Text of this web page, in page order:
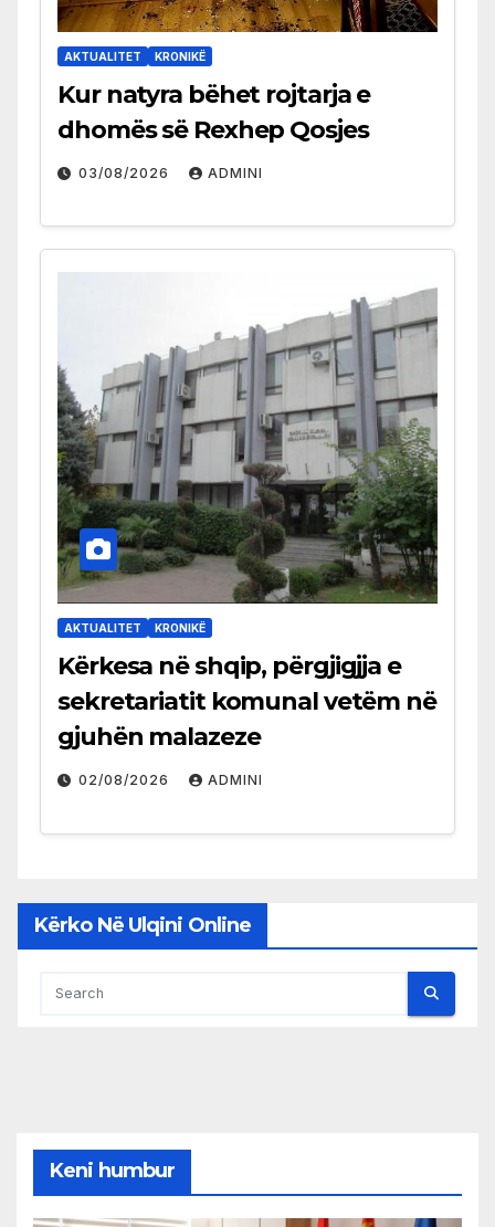
AKTUALITET KRONIKË
Kur natyra bëhet rojtarja e
dhomës së Rexhep Qosjes
03/08/2026 ADMINI
AKTUALITET KRONIKË
Kërkesa në shqip, përgjigjja e
sekretariatit komunal vetëm në
gjuhën malazeze
02/08/2026 ADMINI
Kërko Në Ulqini Online
Keni humbur